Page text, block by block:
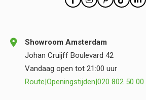
Showroom Amsterdam
Johan Cruijff Boulevard 42
Vandaag open tot 21:00 uur
Route Openingstijden 020 802 50 00